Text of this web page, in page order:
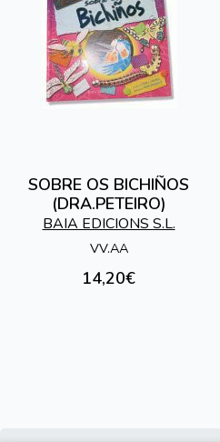
SOBRE OS BICHIÑOS
(DRA.PETEIRO)
BAIA EDICIONS S.L.
VV.AA
14,20€